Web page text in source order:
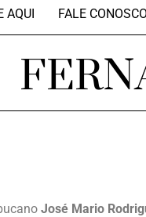
AQUI FALE CONOSCO
José Mario